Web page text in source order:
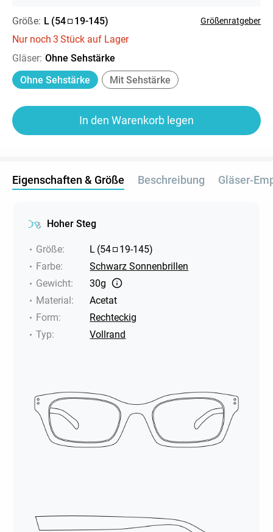
Größe: L (54 19-145) Größenratgeber
Nur noch 3 Stück auf Lager
Gläser: Ohne Sehstärke
Ohne Sehstärke
Mit Sehstärke
In den Warenkorb legen
Eigenschaften & Größe Beschreibung Gläser-
Hoher Steg
Größe: L (54 19-145)
Farbe:
Schwarz Sonnenbrillen
Gewicht:
30g
Material:
Acetat
Form:
Rechteckig
Typ: Vollrand